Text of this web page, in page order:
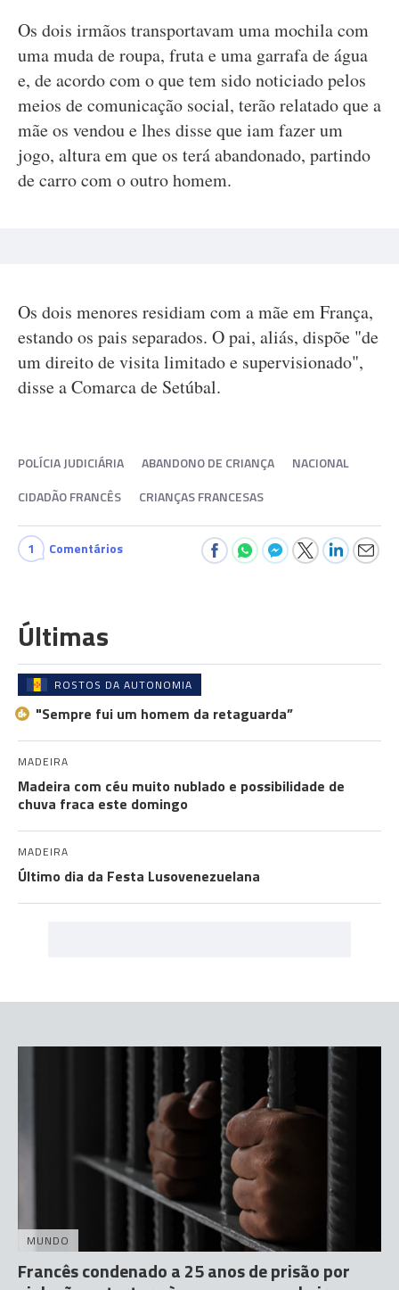
Os dois irmãos transportavam uma mochila com
uma muda de roupa, fruta e uma garrafa de água
e, de acordo com o que tem sido noticiado pelos
meios de comunicação social, terão relatado que a
mãe os vendou e lhes disse que iam fazer um
jogo, altura em que os terá abandonado, partindo
de carro com o outro homem.
Os dois menores residiam com a mãe em França,
estando os pais separados. O pai, aliás, dispõe "de
um direito de visita limitado e supervisionado",
disse a Comarca de Setúbal.
POLÍCIA JUDICIÁRIA ABANDONO DE CRIANÇA
NACIONAL
CIDADÃO FRANCÊS
CRIANÇAS FRANCESAS
1 Comentários
Últimas
ROSTOS DA AUTONOMIA
"Sempre fui um homem da retaguarda”
MADEIRA
Madeira com céu muito nublado e possibilidade de
chuva fraca este domingo
MADEIRA
Último dia da Festa Lusovenezuelana
MUNDO
Francês condenado a 25 anos de prisão por